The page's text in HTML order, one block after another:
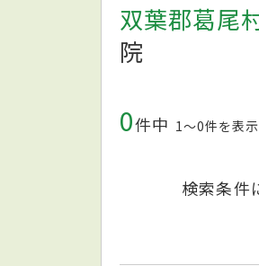
双葉郡葛尾
院
0件中 1〜0件を表示
検索条件